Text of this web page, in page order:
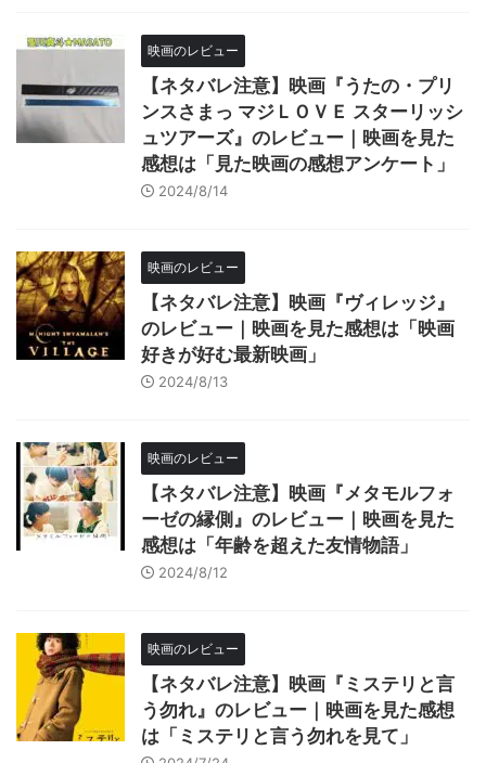
映画のレビュー
【ネタバレ注意】映画『うたの・プリ
ンスさまっ マジＬＯＶＥ スターリッシ
ュツアーズ』のレビュー｜映画を見た
感想は「見た映画の感想アンケート」
2024/8/14
映画のレビュー
【ネタバレ注意】映画『ヴィレッジ』
のレビュー｜映画を見た感想は「映画
好きが好む最新映画」
2024/8/13
映画のレビュー
【ネタバレ注意】映画『メタモルフォ
ーゼの縁側』のレビュー｜映画を見た
感想は「年齢を超えた友情物語」
2024/8/12
映画のレビュー
【ネタバレ注意】映画『ミステリと言
う勿れ』のレビュー｜映画を見た感想
は「ミステリと言う勿れを見て」